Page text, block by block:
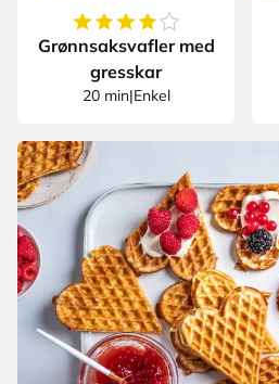
4.428571428571429
Grønnsaksvafler med
gresskar
20 min|Enkel